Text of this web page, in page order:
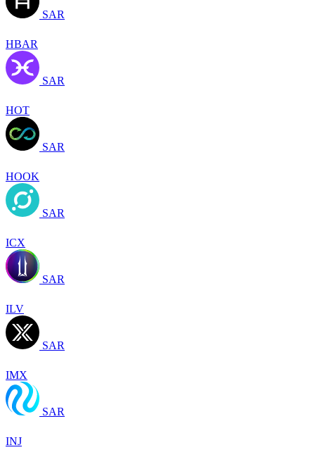
SAR
HBAR
SAR
HOT
SAR
HOOK
SAR
ICX
SAR
ILV
SAR
IMX
SAR
INJ